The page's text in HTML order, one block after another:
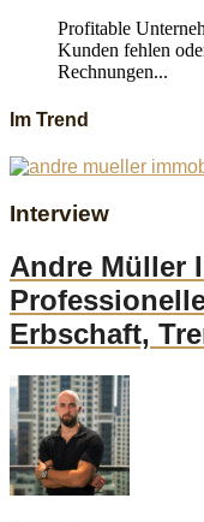
Profitable
Kunden fehlen
Rechnungen...
Im Trend
Interview
Andre Müller
Erbschaft,